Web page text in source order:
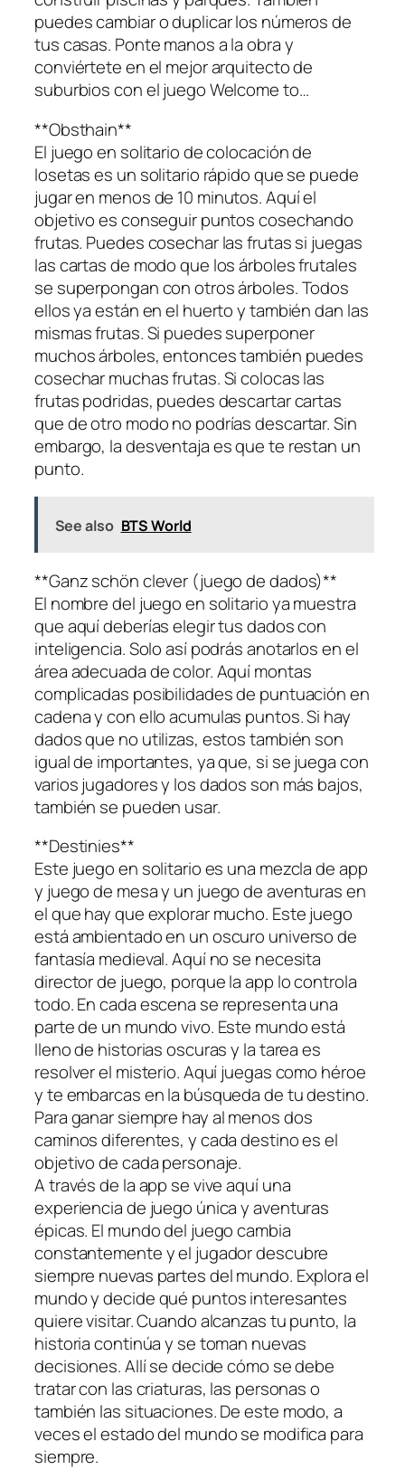
puedes cambiar o duplicar los números de
tus casas. Ponte manos a la obra y
conviértete en el mejor arquitecto de
suburbios con el juego Welcome to…
**Obsthain**
El juego en solitario de colocación de
losetas es un solitario rápido que se puede
jugar en menos de 10 minutos. Aquí el
objetivo es conseguir puntos cosechando
frutas. Puedes cosechar las frutas si juegas
las cartas de modo que los árboles frutales
se superpongan con otros árboles. Todos
ellos ya están en el huerto y también dan las
mismas frutas. Si puedes superponer
muchos árboles, entonces también puedes
cosechar muchas frutas. Si colocas las
frutas podridas, puedes descartar cartas
que de otro modo no podrías descartar. Sin
embargo, la desventaja es que te restan un
punto.
See also BTS World
**Ganz schön clever (juego de dados)**
El nombre del juego en solitario ya muestra
que aquí deberías elegir tus dados con
inteligencia. Solo así podrás anotarlos en el
área adecuada de color. Aquí montas
complicadas posibilidades de puntuación en
cadena y con ello acumulas puntos. Si hay
dados que no utilizas, estos también son
igual de importantes, ya que, si se juega con
varios jugadores y los dados son más bajos,
también se pueden usar.
**Destinies**
Este juego en solitario es una mezcla de app
y juego de mesa y un juego de aventuras en
el que hay que explorar mucho. Este juego
está ambientado en un oscuro universo de
fantasía medieval. Aquí no se necesita
director de juego, porque la app lo controla
todo. En cada escena se representa una
parte de un mundo vivo. Este mundo está
lleno de historias oscuras y la tarea es
resolver el misterio. Aquí juegas como héroe
y te embarcas en la búsqueda de tu destino.
Para ganar siempre hay al menos dos
caminos diferentes, y cada destino es el
objetivo de cada personaje.
A través de la app se vive aquí una
experiencia de juego única y aventuras
épicas. El mundo del juego cambia
constantemente y el jugador descubre
siempre nuevas partes del mundo. Explora el
mundo y decide qué puntos interesantes
quiere visitar. Cuando alcanzas tu punto, la
historia continúa y se toman nuevas
decisiones. Allí se decide cómo se debe
tratar con las criaturas, las personas o
también las situaciones. De este modo, a
veces el estado del mundo se modifica para
siempre.